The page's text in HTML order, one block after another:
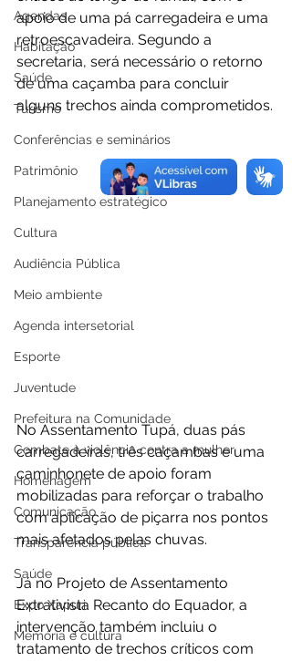
Agendas
Habitação
Saúde
Turismo
Conferências e seminários
Patrimônio
Planejamento estratégico
Cultura
Audiência Pública
Meio ambiente
Agenda intersetorial
Esporte
Juventude
Prefeitura na Comunidade
Combate à violência contra a mulher
Homenagem
Comunicação
Transparência pública
Saúde
Expo Xapuri
Memória e cultura
apoio de uma pá carregadeira e uma
retroescavadeira. Segundo a
secretaria, será necessário o retorno
de uma caçamba para concluir
alguns trechos ainda comprometidos.
No Assentamento Tupá, duas pás
carregadeiras, três caçambas e uma
caminhonete de apoio foram
mobilizadas para reforçar o trabalho
com aplicação de piçarra nos pontos
mais afetados pelas chuvas.
Já no Projeto de Assentamento
Extrativista Recanto do Equador, a
intervenção também incluiu o
tratamento de trechos críticos com